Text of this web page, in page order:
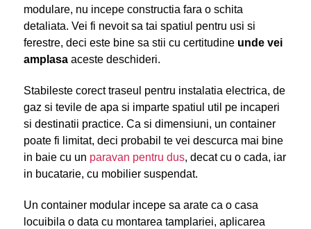
modulare, nu incepe constructia fara o schita
detaliata. Vei fi nevoit sa tai spatiul pentru usi si
ferestre, deci este bine sa stii cu certitudine unde vei
amplasaaceste deschideri.
Stabileste corect traseul pentru instalatia electrica, de
gaz si tevile de apa si imparte spatiul util pe incaperi
si destinatii practice. Ca si dimensiuni, un container
poate fi limitat, deci probabil te vei descurca mai bine
in baie cu un paravan pentru dus, decat cu o cada, iar
in bucatarie, cu mobilier suspendat.
Un container modular incepe sa arate ca o casa
locuibila o data cu montarea tamplariei, aplicarea